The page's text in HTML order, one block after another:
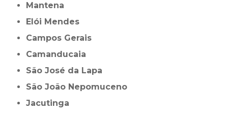
Mantena
Elói Mendes
Campos Gerais
Camanducaia
São José da Lapa
São João Nepomuceno
Jacutinga